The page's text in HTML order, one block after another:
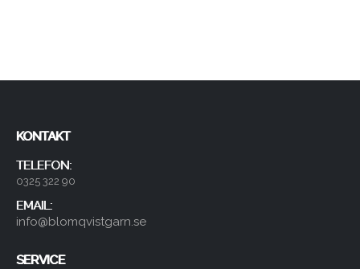
KONTAKT
TELEFON:
0325 322 90
EMAIL:
info@blomqvistgarn.se
SERVICE